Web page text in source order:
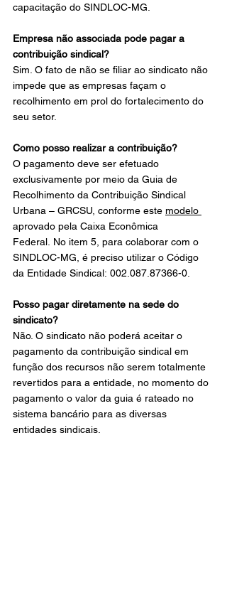
capacitação do SINDLOC-MG.
Empresa não associada pode pagar a
contribuição sindical?
Sim. O fato de não se filiar ao sindicato não
impede que as empresas façam o
recolhimento em prol do fortalecimento do
seu setor.
Como posso realizar a contribuição?
O pagamento deve ser efetuado
exclusivamente por meio da Guia de
Recolhimento da Contribuição Sindical
Urbana – GRCSU, conforme este modelo
aprovado pela Caixa Econômica
Federal. No item 5, para colaborar com o
SINDLOC-MG, é preciso utilizar o Código
da Entidade Sindical: 002.087.87366-0.
Posso pagar diretamente na sede do
sindicato?
Não. O sindicato não poderá aceitar o
pagamento da contribuição sindical em
função dos recursos não serem totalmente
revertidos para a entidade, no momento do
pagamento o valor da guia é rateado no
sistema bancário para as diversas
entidades sindicais.